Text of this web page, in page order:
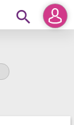
search